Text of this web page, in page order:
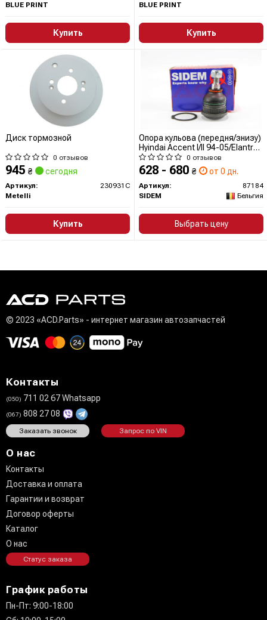
BLUE PRINT
Купить
BLUE PRINT
Купить
Диск тормозной
0 отзывов
945 ₴ сегодня
Артикул:
230931C
Metelli
Купить
Опора кульова (передня/знизу)
Hyindai Accent I/II 94-05/Elantra
95-
0 отзывов
628 - 680 ₴ от 0 дн.
Артикул:
87184
SIDEM
Бельгия
Выбрать цену
© 2023 «ACD.Parts» - интернет магазин автозапчастей
Контакты
(050) 711 02 67 Whatsapp
(067) 808 27 08
Заказать звонок Запрос по VIN
О нас
Контакты
Доставка и оплата
Гарантии и возврат
Договор оферты
Каталог
О нас
Статус заказа
График работы
Пн-Пт: 9:00-18:00